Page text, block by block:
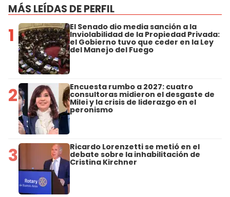
MÁS LEÍDAS DE PERFIL
1 El Senado dio media sanción a la
Inviolabilidad de la Propiedad Privada:
el Gobierno tuvo que ceder en la Ley
del Manejo del Fuego
2 Encuesta rumbo a 2027: cuatro
consultoras midieron el desgaste de
Milei y la crisis de liderazgo en el
peronismo
3 Ricardo Lorenzetti se metió en el
debate sobre la inhabilitación de
Cristina Kirchner